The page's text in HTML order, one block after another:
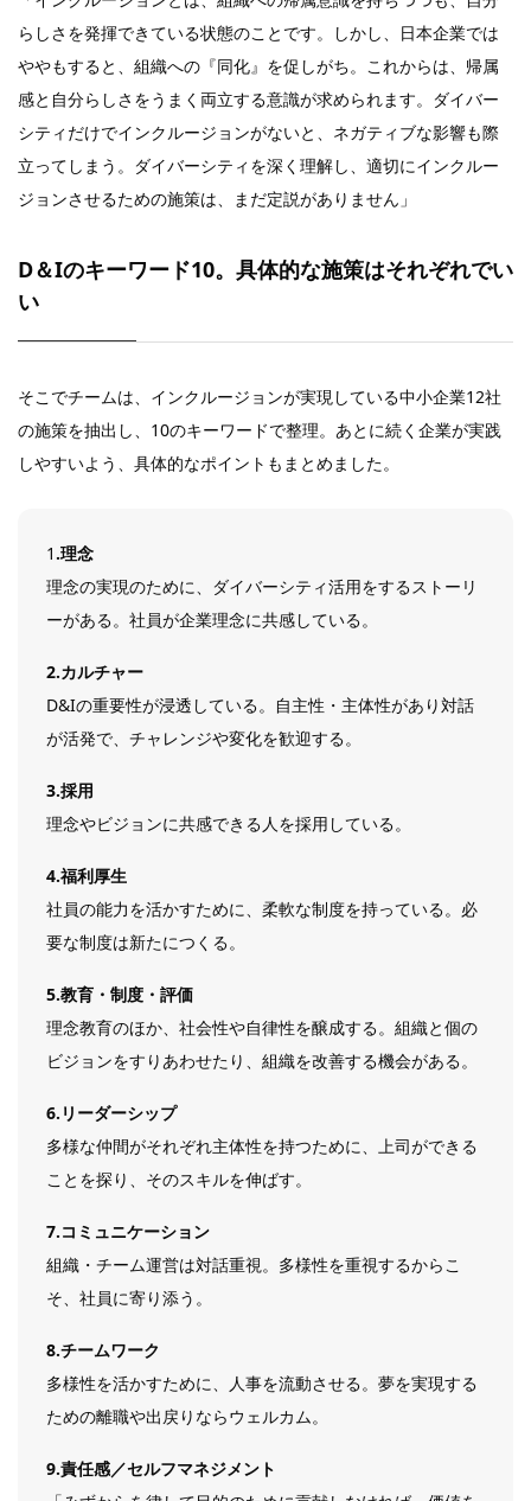
らしさを発揮できている状態のことです。しかし、日本企業では
ややもすると、組織への『同化』を促しがち。これからは、帰属
感と自分らしさをうまく両立する意識が求められます。ダイバー
シティだけでインクルージョンがないと、ネガティブな影響も際
立ってしまう。ダイバーシティを深く理解し、適切にインクルー
ジョンさせるための施策は、まだ定説がありません」
D＆Iのキーワード10。具体的な施策はそれぞれでい
い
そこでチームは、インクルージョンが実現している中小企業12社
の施策を抽出し、10のキーワードで整理。あとに続く企業が実践
しやすいよう、具体的なポイントもまとめました。
1.理念
理念の実現のために、ダイバーシティ活用をするストーリ
ーがある。社員が企業理念に共感している。
2.カルチャー
D&Iの重要性が浸透している。自主性・主体性があり対話
が活発で、チャレンジや変化を歓迎する。
3.採用
理念やビジョンに共感できる人を採用している。
4.福利厚生
社員の能力を活かすために、柔軟な制度を持っている。必
要な制度は新たにつくる。
5.教育・制度・評価
理念教育のほか、社会性や自律性を醸成する。組織と個の
ビジョンをすりあわせたり、組織を改善する機会がある。
6.リーダーシップ
多様な仲間がそれぞれ主体性を持つために、上司ができる
ことを探り、そのスキルを伸ばす。
7.コミュニケーション
組織・チーム運営は対話重視。多様性を重視するからこ
そ、社員に寄り添う。
8.チームワーク
多様性を活かすために、人事を流動させる。夢を実現する
ための離職や出戻りならウェルカム。
9.責任感／セルフマネジメント